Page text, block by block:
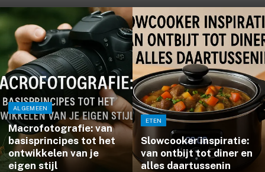
ALGEMEEN
Macrofotografie: van
basisprincipes tot het
ontwikkelen van je
eigen stijl
ETEN
Slowcooker inspiratie:
van ontbijt tot diner en
alles daartussenin